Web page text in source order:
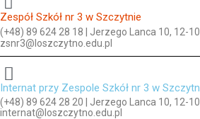
Zespół Szkół nr 3 w Szczytnie
(+48) 89 624 28 18 | Jerzego Lanca 10, 12-
zsnr3@loszczytno.edu.pl
Internat przy Zespole Szkół nr 3 w
(+48) 89 624 28 20 | Jerzego Lanca 10, 12-
internat@loszczytno.edu.pl